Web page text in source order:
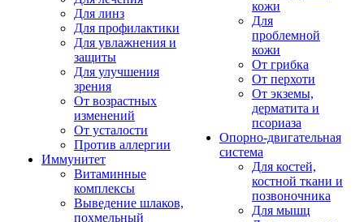
Для линз
Для профилактики
Для увлажнения и
защиты
Для улучшения
зрения
От возрастных
изменений
От усталости
Против аллергии
Иммунитет
Витаминные
комплексы
Выведение шлаков,
похмельный
кожи
Для
проблемной
кожи
От грибка
От перхоти
От экземы,
дерматита и
псориаза
Опорно-двигательная
система
Для костей,
костной ткани и
позвоночника
Для мышц